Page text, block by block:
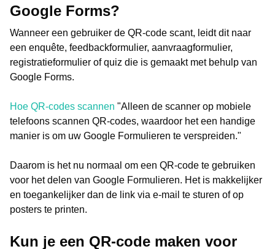
Google Forms?
Wanneer een gebruiker de QR-code scant, leidt dit naar
een enquête, feedbackformulier, aanvraagformulier,
registratieformulier of quiz die is gemaakt met behulp van
Google Forms.
Hoe QR-codes scannen "Alleen de scanner op mobiele
telefoons scannen QR-codes, waardoor het een handige
manier is om uw Google Formulieren te verspreiden."
Daarom is het nu normaal om een QR-code te gebruiken
voor het delen van Google Formulieren. Het is makkelijker
en toegankelijker dan de link via e-mail te sturen of op
posters te printen.
Kun je een QR-code maken voor